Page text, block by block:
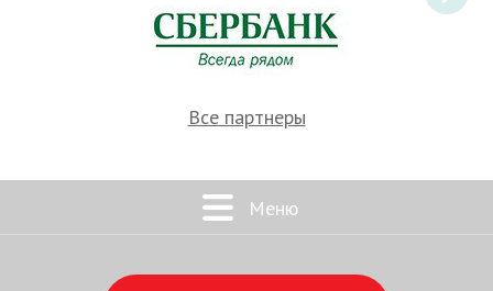
Все партнеры
Меню